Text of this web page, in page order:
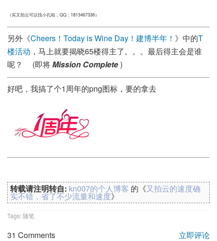
（买又拍云可以找小孔啦，QQ：1813467336）
另外《Cheers！Today is Wine Day！建博半年！ 》中的T
楼活动 ，马上就要揭晓65楼得主了。。。最后得主会是谁
呢？ (即将Mission Complete)
好吧，我搞了个1周年的png图标，要的拿去
转载请注明转自: kn007的个人博客 的《又拍云的速度确
实不错，省了不少流量和速度》
Tags:随笔
31 Comments 立即评论